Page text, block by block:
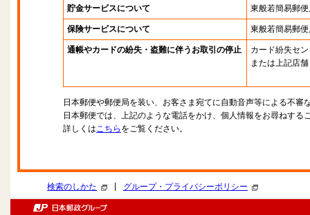
貯金サービスについて 東般若簡易郵
保険サービスについて 東般若簡易郵
通帳やカードの紛失・盗難に伴うお取引の停止
カード紛失セ
または上記店舗
日本郵便や郵便局を装い、お客さま宛てに自動音声等による不審
日本郵便では、上記のような電話をかけ、個人情報をお尋ねする
詳しくはこちら をご覧ください。
検索のしかた グループ・プライバシーポリシー